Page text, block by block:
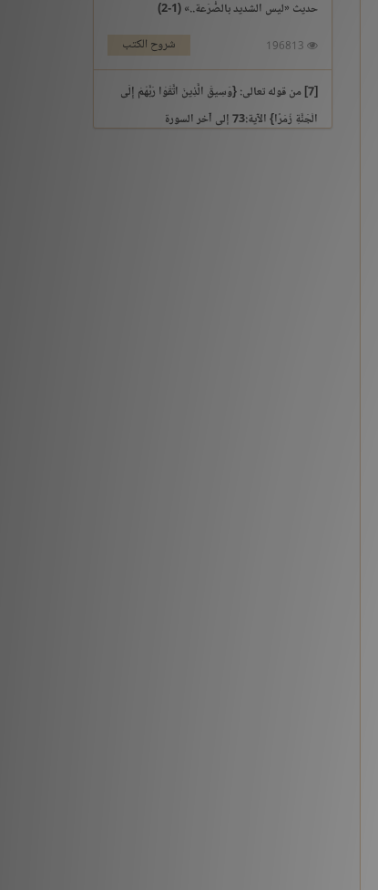
حديث «ليس الشديد بالصُّرَعة..» (1-2)
شروح الكتب
[7] من قوله تعالى: {وَسِيقَ الَّذِينَ اتَّقَوْا رَبَّهُمْ إِلَى
الْجَنَّةِ زُمَرًا} الآية:73 إلى آخر السورة